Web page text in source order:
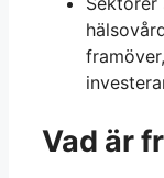
Vad är